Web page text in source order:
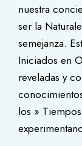
nuestra
ser la
semejanza.
Iniciados en
reveladas y
los »